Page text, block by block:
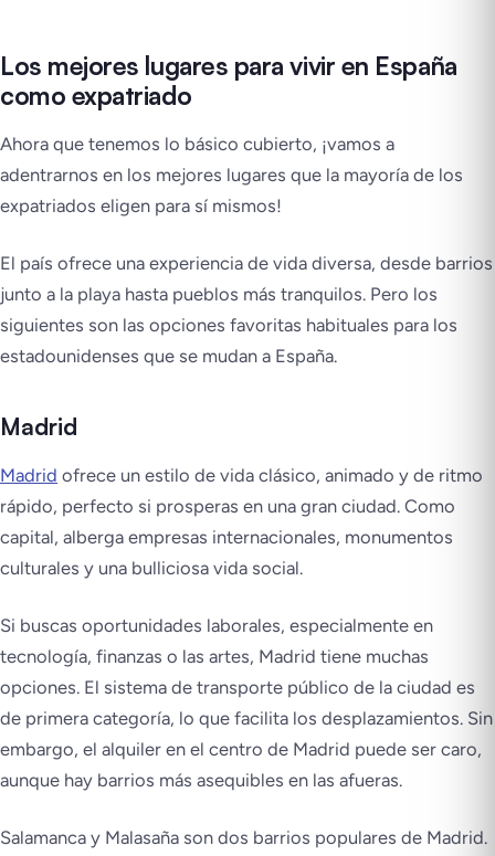
Los mejores lugares para vivir en España
como expatriado
Ahora que tenemos lo básico cubierto, ¡vamos a
adentrarnos en los mejores lugares que la mayoría de los
expatriados eligen para sí mismos!
El país ofrece una experiencia de vida diversa, desde barrios
junto a la playa hasta pueblos más tranquilos. Pero los
siguientes son las opciones favoritas habituales para los
estadounidenses que se mudan a España.
Madrid
Madrid ofrece un estilo de vida clásico, animado y de ritmo
rápido, perfecto si prosperas en una gran ciudad. Como
capital, alberga empresas internacionales, monumentos
culturales y una bulliciosa vida social.
Si buscas oportunidades laborales, especialmente en
tecnología, finanzas o las artes, Madrid tiene muchas
opciones. El sistema de transporte público de la ciudad es
de primera categoría, lo que facilita los desplazamientos. Sin
embargo, el alquiler en el centro de Madrid puede ser caro,
aunque hay barrios más asequibles en las afueras.
Salamanca y Malasaña son dos barrios populares de Madrid.